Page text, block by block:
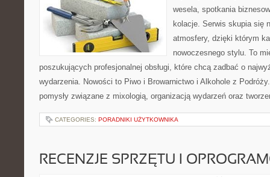
wesela, spotkania
kolacje. Serwis skupia się
atmosfery, dzięki którym
nowoczesnego stylu. To
poszukujących profesjonalnej obsługi, które chcą zadbać o
wydarzenia. Nowości to Piwo i Browarnictwo i Alkohole z
pomysły związane z mixologią, organizacją wydarzeń oraz
CATEGORIES: PORADNIKI UŻYTKOWNIKA
RECENZJE SPRZĘTU I